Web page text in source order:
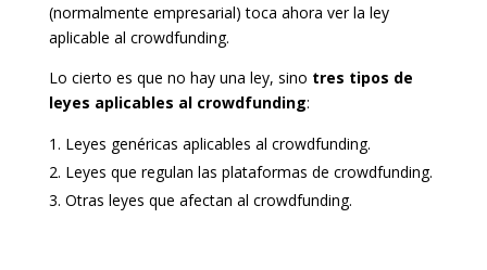
(normalmente empresarial) toca ahora ver la ley
aplicable al crowdfunding.
Lo cierto es que no hay una ley, sino tres tipos de
leyes aplicables al crowdfunding:
Leyes genéricas aplicables al crowdfunding.
Leyes que regulan las plataformas de crowdfunding.
Otras leyes que afectan al crowdfunding.